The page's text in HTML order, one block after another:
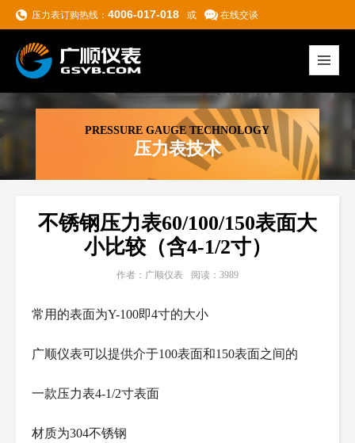
压力表订购热线： 4006-017-018 或 在线交谈
PRESSURE GAUGE TECHNOLOGY
压力表技术
不锈钢压力表60/100/150表面大
小比较（含4-1/2寸）
作者：广顺仪表 阅读：3989
常用的表面为Y-100即4寸的大小
广顺仪表可以提供介于100表面和150表面之间的
一款压力表4-1/2寸表面
材质为304不锈钢